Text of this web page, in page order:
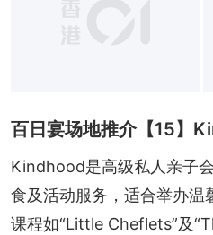
百日宴场地推介【15】
Kindhood是高级私人亲子
食及活动服务，适合举办温
课程如“Little Cheflets”及